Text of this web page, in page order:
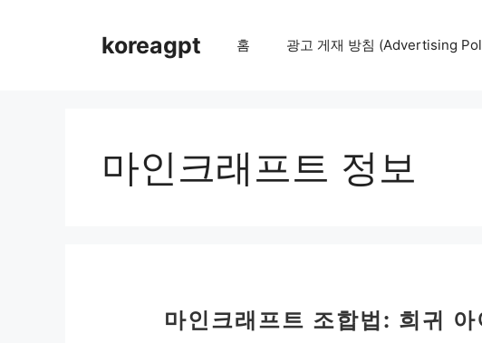
koreagpt 홈 광고 게재 방침 (Advertising
마인크래프트 정보
마인크래프트 조합법: 희귀